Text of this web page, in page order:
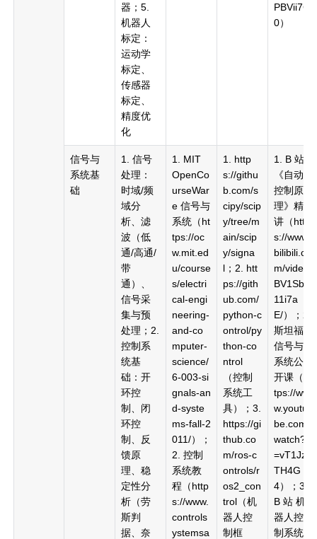
器；5.
机器人
标定：
运动学
标定、
传感器
标定、
精度优
化
PBVii7Ct
0）
信号与
系统基
础
1. 信号
处理：
时域/频
域分
析、滤
波（低
通/高通/
带
通）、
信号采
集与预
处理；2.
控制系
统基
础：开
环控
制、闭
环控
制、反
馈原
理、稳
定性分
析（劳
斯判
据、奈
1. MIT
OpenCo
urseWar
e 信号与
系统（ht
tps://oc
w.mit.ed
u/course
s/electri
cal-engi
neering-
and-co
mputer-
science/
6-003-si
gnals-an
d-syste
ms-fall-2
011/）；
2. 控制
系统教
程（http
s://www.
controls
ystemsa
1. http
s://githu
b.com/s
cipy/scip
y/tree/m
ain/scip
y/signa
l；2. htt
ps://gith
ub.com/
python-c
ontrol/py
thon-co
ntrol
（控制
系统工
具）；3.
https://gi
thub.co
m/ros-c
ontrols/r
os2_con
trol（机
器人控
制框
1. B 站
《自动
控制原
理》精
讲（http
s://www.
bilibili.co
m/video/
BV1Sb4
11i7a
E/）；2.
斯坦福
信号与
系统公
开课（ht
tps://ww
w.youtu
be.com/
watch?v
=vT1JzL
TH4G
4）；3.
B 站 机
器人控
制系统